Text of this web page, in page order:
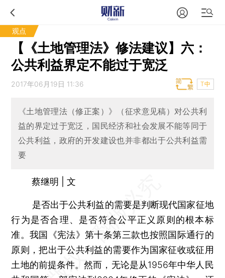
观点
【《土地管理法》修法建议】六：
公共利益界定不能过于宽泛
2017年06月19日 11:36 T中
《土地管理法（修正案）》（征求意见稿）对公共利
益的界定过于宽泛，国民经济和社会发展不能等同于
公共利益，政府的开发建设也并非都出于公共利益需
要
蔡继明 | 文
是否出于公共利益的需要是判断现代国家征地
行为是否合理、是否符合公平正义原则的根本标
准。我国《宪法》第十条第三款也按照国际通行的
原则，把出于公共利益的需要作为国家征收或征用
土地的前提条件。然而，无论是从1956年中华人民